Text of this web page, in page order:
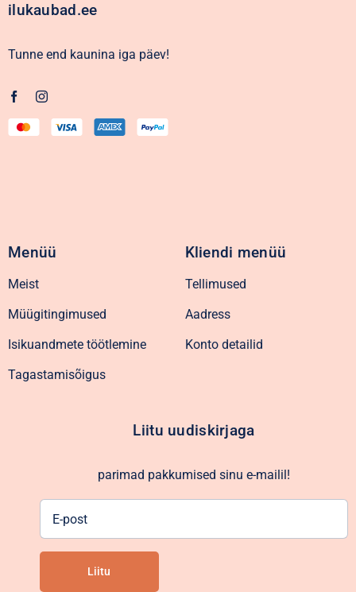
ilukaubad.ee
Tunne end kaunina iga päev!
Menüü
Meist
Müügitingimused
Isikuandmete töötlemine
Tagastamisõigus
Kliendi menüü
Tellimused
Aadress
Konto detailid
Liitu uudiskirjaga
parimad pakkumised sinu e-mailil!
Liitu